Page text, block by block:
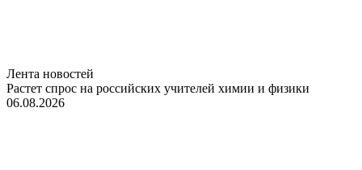
Лента новостей
Растет спрос на российских учителей химии и физики
06.08.2026